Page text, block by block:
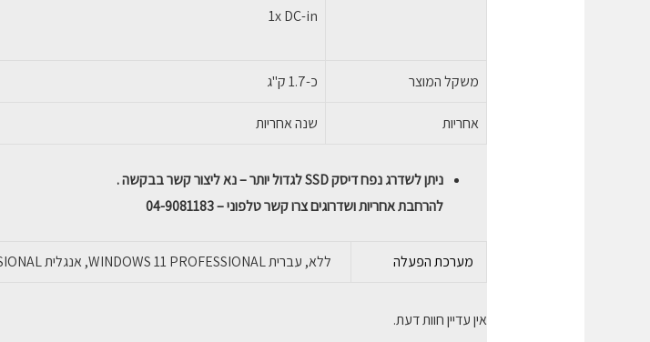
1x DC-in
משקל המוצר כ-1.7 ק"ג
אחריות שנה אחריות
ניתן לשדרג נפח דיסק SSD לגדול יותר – נא ליצור קשר בבקשה .
להרחבת אחריות ושדרוגים צרו קשר טלפוני – 04-9081183
מערכת הפעלה ללא, עברית WINDOWS 11 PROFESSIONAL, אנגלית WINDOWS 11 PROFESSIONAL
אין עדיין חוות דעת.